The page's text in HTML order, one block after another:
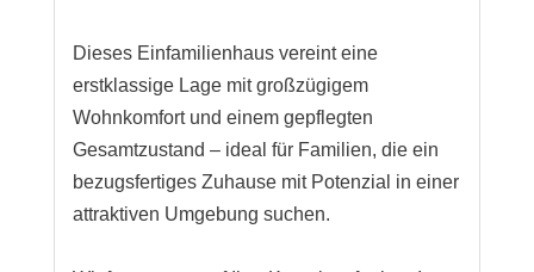
Dieses Einfamilienhaus vereint eine
erstklassige Lage mit großzügigem
Wohnkomfort und einem gepflegten
Gesamtzustand – ideal für Familien, die ein
bezugsfertiges Zuhause mit Potenzial in einer
attraktiven Umgebung suchen.